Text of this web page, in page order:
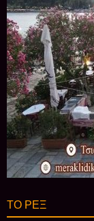
ΤΟ ΡΕΞ